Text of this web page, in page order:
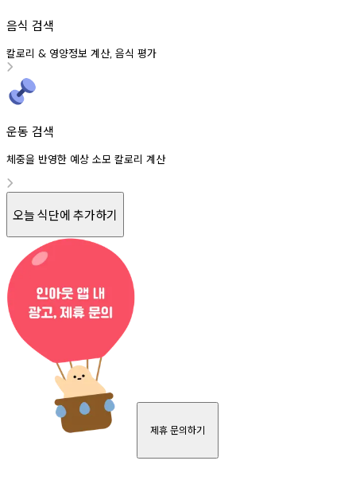
음식 검색
칼로리 & 영양정보 계산, 음식 평가
운동 검색
체중을 반영한 예상 소모 칼로리 계산
오늘 식단에 추가하기
제휴 문의하기